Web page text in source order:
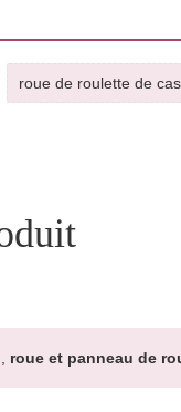
roue de roulette de
roue et panneau de